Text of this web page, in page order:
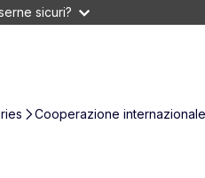
sicuri?
Cooperazione internazionale